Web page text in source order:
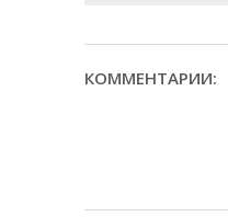
КОММЕНТАРИИ: